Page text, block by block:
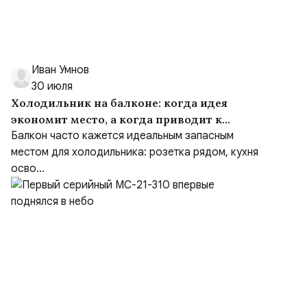
Иван Умнов
30 июля
Холодильник на балконе: когда идея
экономит место, а когда приводит к
ремонту
Балкон часто кажется идеальным запасным
местом для холодильника: розетка рядом, кухня
осво...